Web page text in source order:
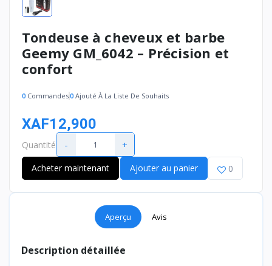
Tondeuse à cheveux et barbe
Geemy GM_6042 – Précision et
confort
0 Commandes0 Ajouté À La Liste De Souhaits
XAF12,900
Quantité - +
Acheter maintenant Ajouter au panier 0
Aperçu Avis
Description détaillée